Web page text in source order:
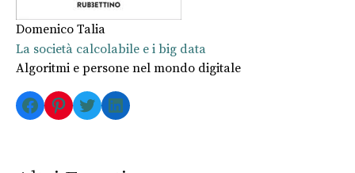
Domenico Talia
La società calcolabile e i big data
Algoritmi e persone nel mondo digitale
Facebook
Pinterest
TwitterLinkedIn